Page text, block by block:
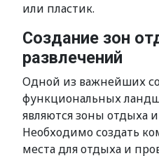
или пластик.
Создание зон
развлечений
Одной из важнейших
функциональных
являются зоны отдыха
Необходимо создать
места для отдыха и